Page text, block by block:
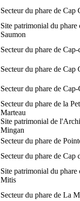
Secteur du phare de Cap
Site patrimonial du phare
Saumon
Secteur du phare de Cap-
Secteur du phare de Cap
Secteur du phare de Cap-
Secteur du phare de la
Marteau
Site patrimonial de
Mingan
Secteur du phare de
Secteur du phare de Cap
Site patrimonial du phare
Mitis
Secteur du phare de La